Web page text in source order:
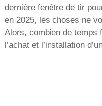
dernière fenêtre de tir
en 2025, les choses ne
Alors, combien de temps
l’achat et l’installation